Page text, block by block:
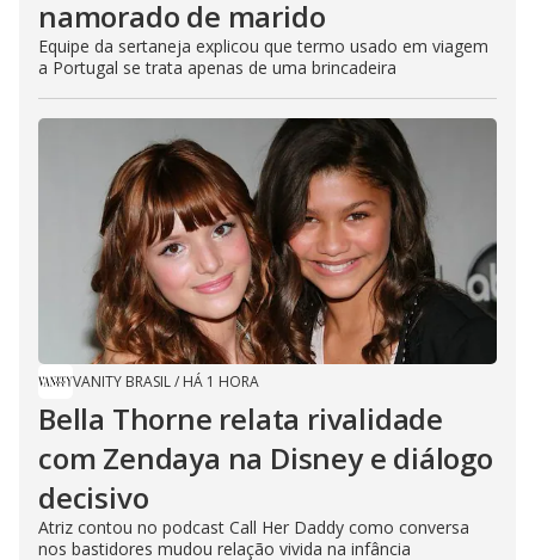
namorado de marido
Equipe da sertaneja explicou que termo usado em viagem
a Portugal se trata apenas de uma brincadeira
VANITY BRASIL/ HÁ 1 HORA
Bella Thorne relata rivalidade
com Zendaya na Disney e diálogo
decisivo
Atriz contou no podcast Call Her Daddy como conversa
nos bastidores mudou relação vivida na infância